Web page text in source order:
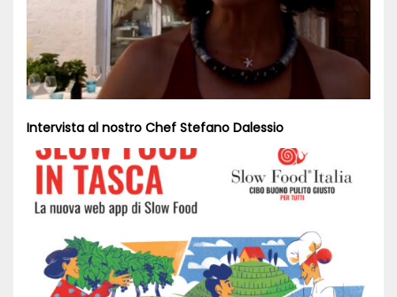
Intervista al nostro Chef Stefano Dalessio